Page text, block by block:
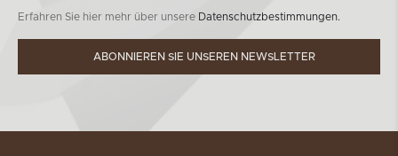
Erfahren Sie hier mehr über unsere Datenschutzbestimmungen.
ABONNIEREN SIE UNSEREN NEWSLETTER